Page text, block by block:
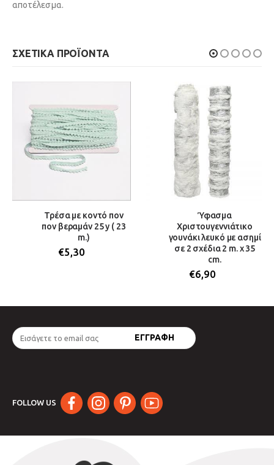
αποτέλεσμα.
ΣΧΕΤΙΚΆ ΠΡΟΪΌΝΤΑ
Τρέσα με κοντό πον
πον βεραμάν 25 y ( 23
m.)
€5,30
Ύφασμα
Χριστουγεννιάτικο
γουνάκι λευκό με ασημί
σε 2 σχέδια 2 m. x 35
cm.
€6,90
FOLLOW US